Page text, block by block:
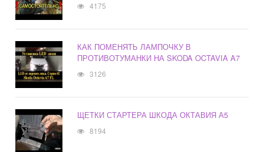
4175
КАК ПОМЕНЯТЬ ЛАМПОЧКУ В
ПРОТИВОТУМАНКИ НА SKODA OCTAVIA A7
3126
ЩЕТКИ СТАРТЕРА ШКОДА ОКТАВИЯ А5
8194